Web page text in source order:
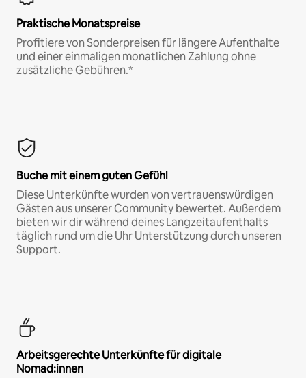
Praktische Monatspreise
Profitiere von Sonderpreisen für längere Aufenthalte
und einer einmaligen monatlichen Zahlung ohne
zusätzliche Gebühren.*
Buche mit einem guten Gefühl
Diese Unterkünfte wurden von vertrauenswürdigen
Gästen aus unserer Community bewertet. Außerdem
bieten wir dir während deines Langzeitaufenthalts
täglich rund um die Uhr Unterstützung durch unseren
Support.
Arbeitsgerechte Unterkünfte für digitale
Nomad:innen